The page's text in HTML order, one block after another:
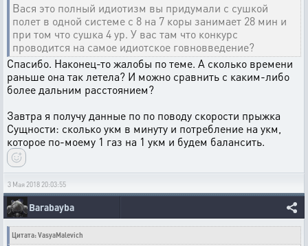
Вася это полный идиотизм вы придумали с сушкой
полет в одной системе с 8 на 7 коры занимает 28 мин и
при том что сушка 4 ур. У вас там что конкурс
проводится на самое идиотское говновведение?
Спасибо. Наконец-то жалобы по теме. А сколько времени
раньше она так летела? И можно сравнить с каким-либо
более дальним расстоянием?
Завтра я получу данные по по поводу скорости прыжка
Сущности: сколько укм в минуту и потребление на укм,
которое по-моему 1 газ на 1 укм и будем балансить.
3 Мая 2018 20:03:55
Barabayba
Цитата: VasyaMalevich